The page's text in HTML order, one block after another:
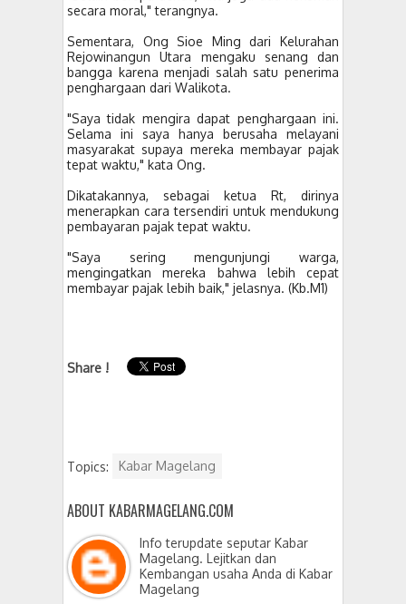
secara moral," terangnya.
Sementara, Ong Sioe Ming dari Kelurahan
Rejowinangun Utara mengaku senang dan
bangga karena menjadi salah satu penerima
penghargaan dari Walikota.
"Saya tidak mengira dapat penghargaan ini.
Selama ini saya hanya berusaha melayani
masyarakat supaya mereka membayar pajak
tepat waktu," kata Ong.
Dikatakannya, sebagai ketua Rt, dirinya
menerapkan cara tersendiri untuk mendukung
pembayaran pajak tepat waktu.
"Saya sering mengunjungi warga,
mengingatkan mereka bahwa lebih cepat
membayar pajak lebih baik," jelasnya. (Kb.M1)
Share !
Topics: Kabar Magelang
ABOUT KABARMAGELANG.COM
Info terupdate seputar Kabar
Magelang. Lejitkan dan
Kembangan usaha Anda di Kabar
Magelang